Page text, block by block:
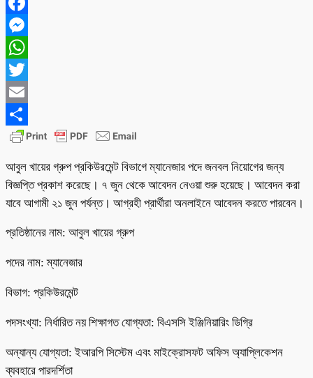
Facebook
Messenger
WhatsApp
Twitter
Email
Share
আবুল খায়ের গ্রুপ প্রকিউরমেন্ট বিভাগে ম্যানেজার পদে জনবল নিয়োগের জন্য
বিজ্ঞপ্তি প্রকাশ করেছে। ৭ জুন থেকে আবেদন নেওয়া শুরু হয়েছে। আবেদন করা
যাবে আগামী ২১ জুন পর্যন্ত। আগ্রহী প্রার্থীরা অনলাইনে আবেদন করতে পারবেন।
প্রতিষ্ঠানের নাম: আবুল খায়ের গ্রুপ
পদের নাম: ম্যানেজার
বিভাগ: প্রকিউরমেন্ট
পদসংখ্যা: নির্ধারিত নয় শিক্ষাগত যোগ্যতা: বিএসসি ইঞ্জিনিয়ারিং ডিগ্রি
অন্যান্য যোগ্যতা: ইআরপি সিস্টেম এবং মাইক্রোসফট অফিস অ্যাপ্লিকেশন
ব্যবহারে পারদর্শিতা